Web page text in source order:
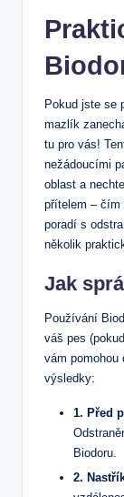
Pokud jste se
mazlík
tu pro vás!
nežádoucími
oblast a
přítelem – čím
poradí s
několik
Jak
Používání
váš pes
vám pomohou
výsledky:
1. Před
Biodoru.
2.